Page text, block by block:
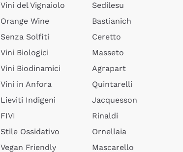
Vini del Vignaiolo
Orange Wine
Senza Solfiti
Vini Biologici
Vini Biodinamici
Vini in Anfora
Lieviti Indigeni
FIVI
Stile Ossidativo
Vegan Friendly
Sedilesu
Bastianich
Ceretto
Masseto
Agrapart
Quintarelli
Jacquesson
Rinaldi
Ornellaia
Mascarello